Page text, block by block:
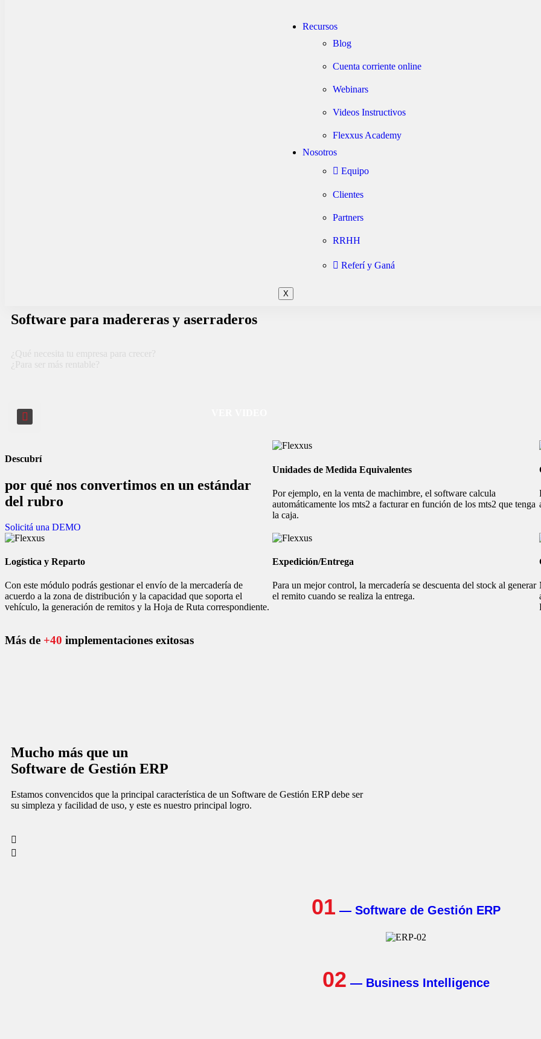
Recursos
Blog
Cuenta corriente online
Webinars
Videos Instructivos
Flexxus Academy
Nosotros
Equipo
Clientes
Partners
RRHH
Referí y Ganá
X
Software para madereras y aserraderos
¿Qué necesita tu empresa para crecer?
¿Para ser más rentable?
Descubrí
por qué nos convertimos en un estándar
del rubro
Solicitá una DEMO
Unidades de Medida Equivalentes
Por ejemplo, en la venta de machimbre, el software calcula
automáticamente los mts2 a facturar en función de los mts2 que tenga
la caja.
Logística y Reparto
Con este módulo podrás gestionar el envío de la mercadería de
acuerdo a la zona de distribución y la capacidad que soporta el
vehículo, la generación de remitos y la Hoja de Ruta correspondiente.
Expedición/Entrega
Para un mejor control, la mercadería se descuenta del stock al generar
el remito cuando se realiza la entrega.
Más de +40 implementaciones exitosas
Mucho más que un
Software de Gestión ERP
Estamos convencidos que la principal característica de un Software de Gestión ERP debe ser
su simpleza y facilidad de uso, y este es nuestro principal logro.
01 — Software de Gestión ERP
02 — Business Intelligence